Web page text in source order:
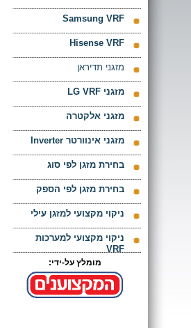
Samsung VRF
Hisense VRF
מזגני תדיראן
מזגני LG VRF
מזגני אלקטרה
מזגני אינוורטר Inverter
בחירת מזגן לפי סוג
בחירת מזגן לפי הספק
ניקוי מקצועי למזגן עילי
ניקוי מקצועי למערכות
VRF
מומלץ על-ידי: